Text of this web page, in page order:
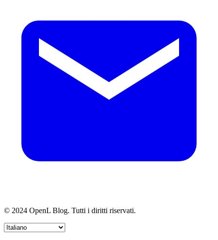
© 2024 OpenL Blog. Tutti i diritti riservati.